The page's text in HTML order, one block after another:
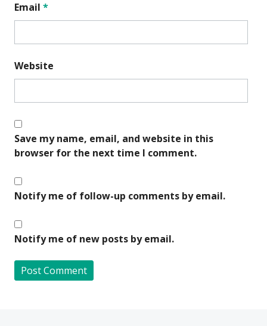
Email *
Website
Save my name, email, and website in this
browser for the next time I comment.
Notify me of follow-up comments by email.
Notify me of new posts by email.